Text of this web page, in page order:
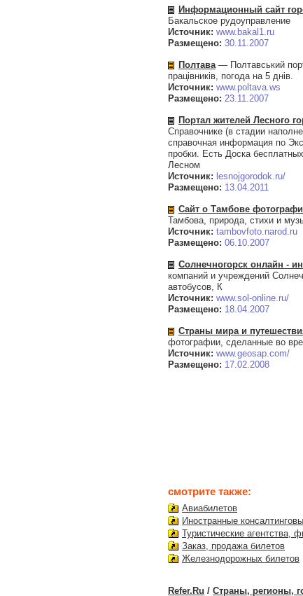
Информационный сайт
Бакальское рудоуправление
Источник: www.bakal1.ru
Размещено: 30.11.2007
Полтава— Полтавський
працівників, погода на 5 днів.
Источник: www.poltava.ws
Размещено: 23.11.2007
Портал жителей Лесного
Справочнике (в стадии
справочная информация по
пробки. Есть Доска
Лесном
Источник: lesnojgorodok.ru/
Размещено: 13.04.2011
Сайт о Тамбове
Тамбова, природа, стихи и
Источник: tambovfoto.narod.ru
Размещено: 06.10.2007
Солнечногорск онлайн -
компаний и учреждений
автобусов, К
Источник: www.sol-online.ru/
Размещено: 18.04.2007
Страны мира и
фотографии, сделанные во
Источник: www.geosap.com/
Размещено: 17.02.2008
смотрите также:
Авиабилетов
Иностранные
Туристические агентства,
Заказ, продажа билетов
Железнодорожных билетов
Refer.Ru / Страны, регионы,